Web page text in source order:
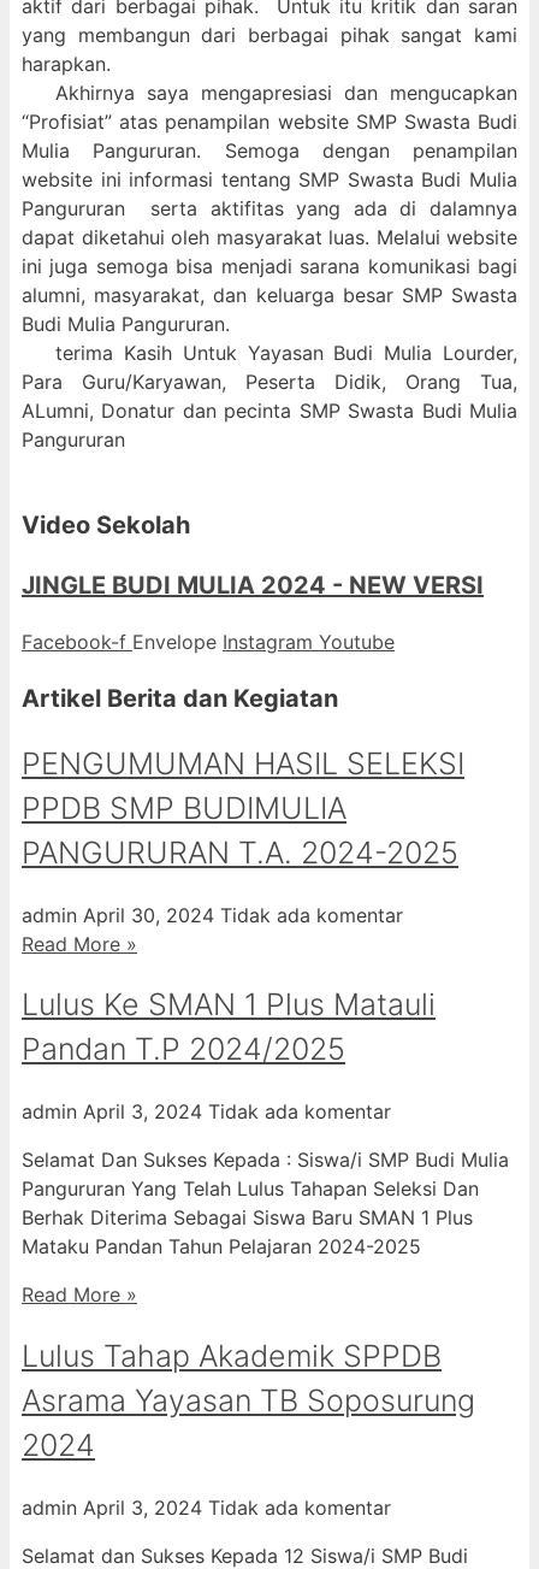
aktif dari berbagai pihak. Untuk itu kritik dan saran
yang membangun dari berbagai pihak sangat kami
harapkan.
Akhirnya saya mengapresiasi dan mengucapkan
“Profisiat” atas penampilan website SMP Swasta Budi
Mulia Pangururan. Semoga dengan penampilan
website ini informasi tentang SMP Swasta Budi Mulia
Pangururan serta aktifitas yang ada di dalamnya
dapat diketahui oleh masyarakat luas. Melalui website
ini juga semoga bisa menjadi sarana komunikasi bagi
alumni, masyarakat, dan keluarga besar SMP Swasta
Budi Mulia Pangururan.
terima Kasih Untuk Yayasan Budi Mulia Lourder,
Para Guru/Karyawan, Peserta Didik, Orang Tua,
ALumni, Donatur dan pecinta SMP Swasta Budi Mulia
Pangururan
Video Sekolah
JINGLE BUDI MULIA 2024 - NEW VERSI
Facebook-f Envelope Instagram Youtube
Artikel Berita dan Kegiatan
PENGUMUMAN HASIL SELEKSI
PPDB SMP BUDIMULIA
PANGURURAN T.A. 2024-2025
admin April 30, 2024 Tidak ada komentar
Read More »
Lulus Ke SMAN 1 Plus Matauli
Pandan T.P 2024/2025
admin April 3, 2024 Tidak ada komentar
Selamat Dan Sukses Kepada : Siswa/i SMP Budi Mulia
Pangururan Yang Telah Lulus Tahapan Seleksi Dan
Berhak Diterima Sebagai Siswa Baru SMAN 1 Plus
Mataku Pandan Tahun Pelajaran 2024-2025
Read More »
Lulus Tahap Akademik SPPDB
Asrama Yayasan TB Soposurung
2024
admin April 3, 2024 Tidak ada komentar
Selamat dan Sukses Kepada 12 Siswa/i SMP Budi